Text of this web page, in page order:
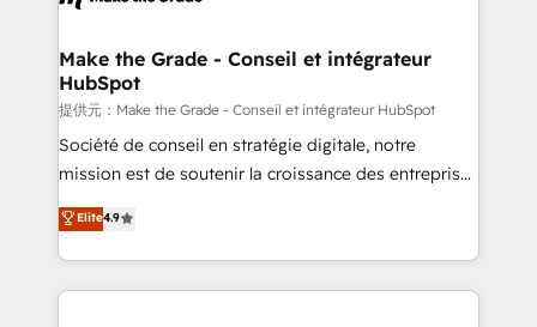
& reprise de données - Stratégie RevOps &
alignement Marketing / Sales - Data, reporting &
tableaux de bord - Onboarding, audit &
optimisation - Intégrations métiers (ERP, téléphonie,
e-commerce) - Formation & accompagnement au
et grandes entreprises en France et à l'international,
dans des secteurs variés : SaaS, immobilier,
Make the Grade - Conseil et intégrateur
HubSpot
提供元：Make the Grade - Conseil et intégrateur HubSpot
Société de conseil en stratégie digitale, notre
mission est de soutenir la croissance des entreprises
B2B à travers l’acquisition de nouveaux clients,
l'intégration CRM et le développement des revenus
auprès de vos comptes existants. En France et à
l'international, nous travaillons avec des ETI
Elite4.9